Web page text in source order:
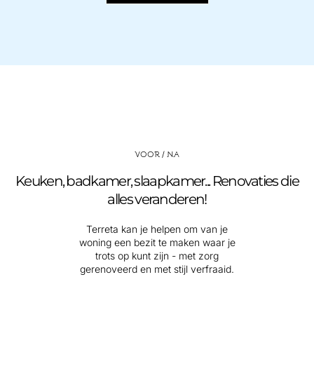
VOOR / NA
Keuken, badkamer, slaapkamer... Renovaties die
alles veranderen!
Terreta kan je helpen om van je
woning een bezit te maken waar je
trots op kunt zijn - met zorg
gerenoveerd en met stijl verfraaid.